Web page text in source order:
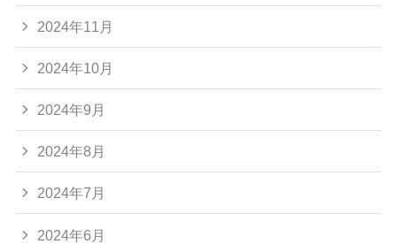
2024年11月
2024年10月
2024年9月
2024年8月
2024年7月
2024年6月